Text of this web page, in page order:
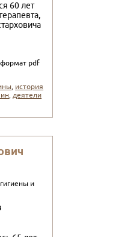
60 лет
формат pdf
, история
,деятели
и